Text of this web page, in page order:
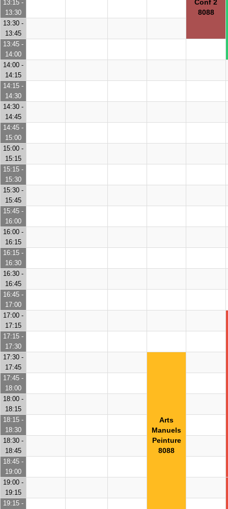
Conf 2
8088
13:15 -
13:30
13:30 -
13:45
13:45 -
14:00
14:00 -
14:15
14:15 -
14:30
14:30 -
14:45
14:45 -
15:00
15:00 -
15:15
15:15 -
15:30
15:30 -
15:45
15:45 -
16:00
16:00 -
16:15
16:15 -
16:30
16:30 -
16:45
16:45 -
17:00
17:00 -
17:15
17:15 -
17:30
17:30 -
17:45
Arts
Manuels
Peinture
8088
17:45 -
18:00
18:00 -
18:15
18:15 -
18:30
18:30 -
18:45
18:45 -
19:00
19:00 -
19:15
19:15 -